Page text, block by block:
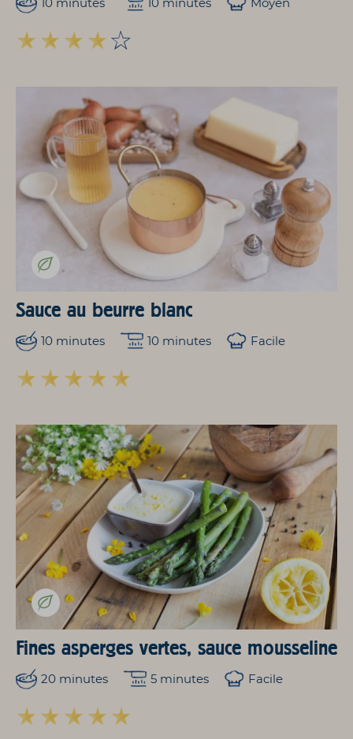
Sauce au beurre blanc
10 minutes 10 minutes Facile
Fines asperges vertes, sauce mousseline
20 minutes 5 minutes Facile